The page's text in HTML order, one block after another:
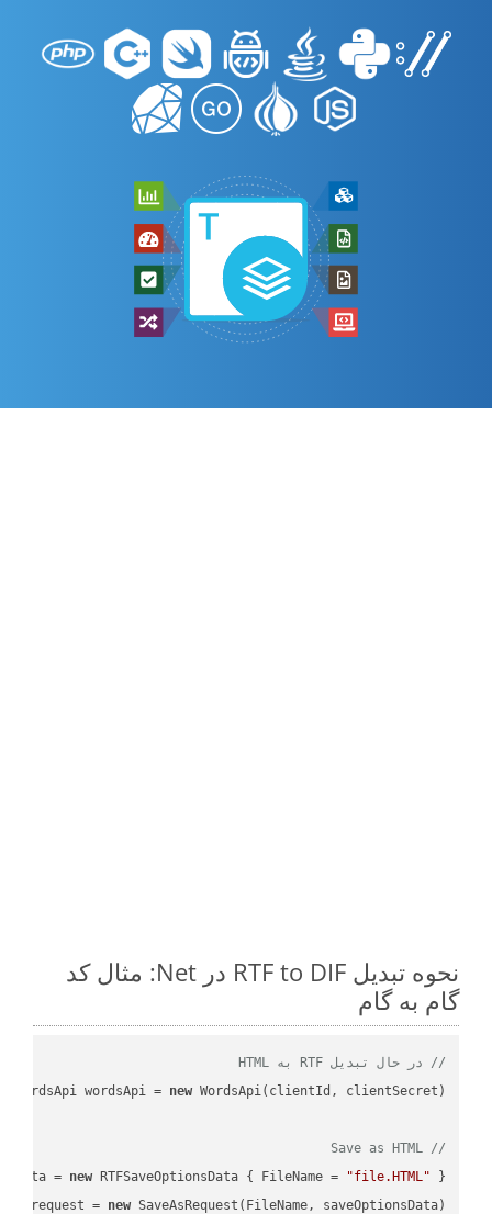
نحوه تبدیل RTF to DIF در Net: مثال کد
گام به گام
// در حال تبدیل RTF به HTML
WordsApi wordsApi = new
// Save as HTML
= new RTFSaveOptionsData { FileName = "file.HTML" };
request = new